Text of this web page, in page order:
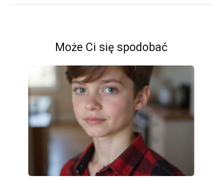
Może Ci się spodobać